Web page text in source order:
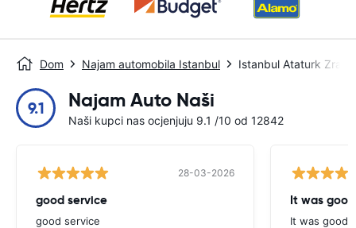
Dom Najam automobila Istanbul Istanbul Ataturk
9.1 Najam Auto Naši
Naši kupci nas ocjenjuju 9.1 /10 od 12842
28-03-2026
good service
good service
It was good
It was good